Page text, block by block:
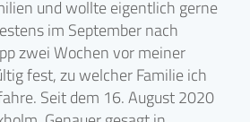
und wollte eigentlich gerne
im September nach
zwei Wochen vor meiner
fest, zu welcher Familie ich
Seit dem 16. August 2020